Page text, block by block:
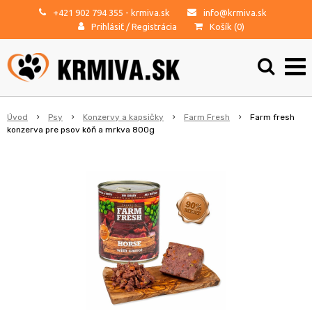
+421 902 794 355 - krmiva.sk
info@krmiva.sk
Prihlásiť / Registrácia Košík (0)
Úvod Psy Konzervy a kapsičky Farm Fresh
Farm fresh
konzerva pre psov kôň a mrkva 800g